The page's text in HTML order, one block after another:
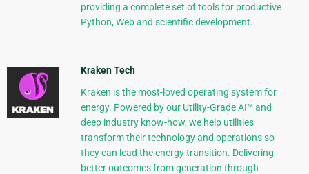
providing a complete set of tools for productive
Python, Web and scientific development.
Kraken Tech
Kraken is the most-loved operating system for
energy. Powered by our Utility-Grade AI™ and
deep industry know-how, we help utilities
transform their technology and operations so
they can lead the energy transition. Delivering
better outcomes from generation through